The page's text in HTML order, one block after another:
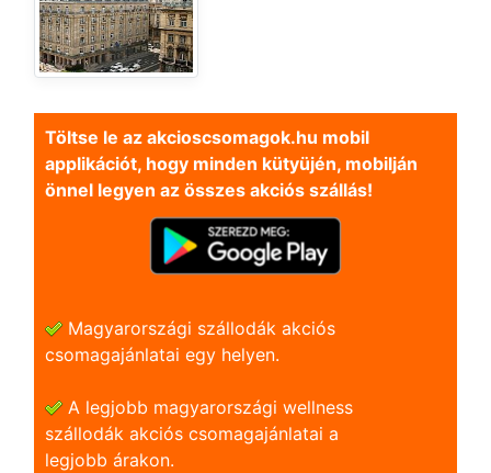
Töltse le az akcioscsomagok.hu mobil
applikációt, hogy minden kütyüjén, mobilján
önnel legyen az összes akciós szállás!
Magyarországi szállodák akciós
csomagajánlatai egy helyen.
A legjobb magyarországi wellness
szállodák akciós csomagajánlatai a
legjobb árakon.